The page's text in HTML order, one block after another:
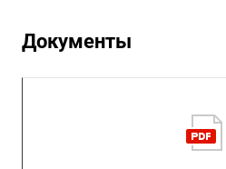
Документы